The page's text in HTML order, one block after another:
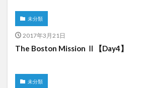
未分類
2017年3月21日
The Boston Mission Ⅱ【Day4】
未分類